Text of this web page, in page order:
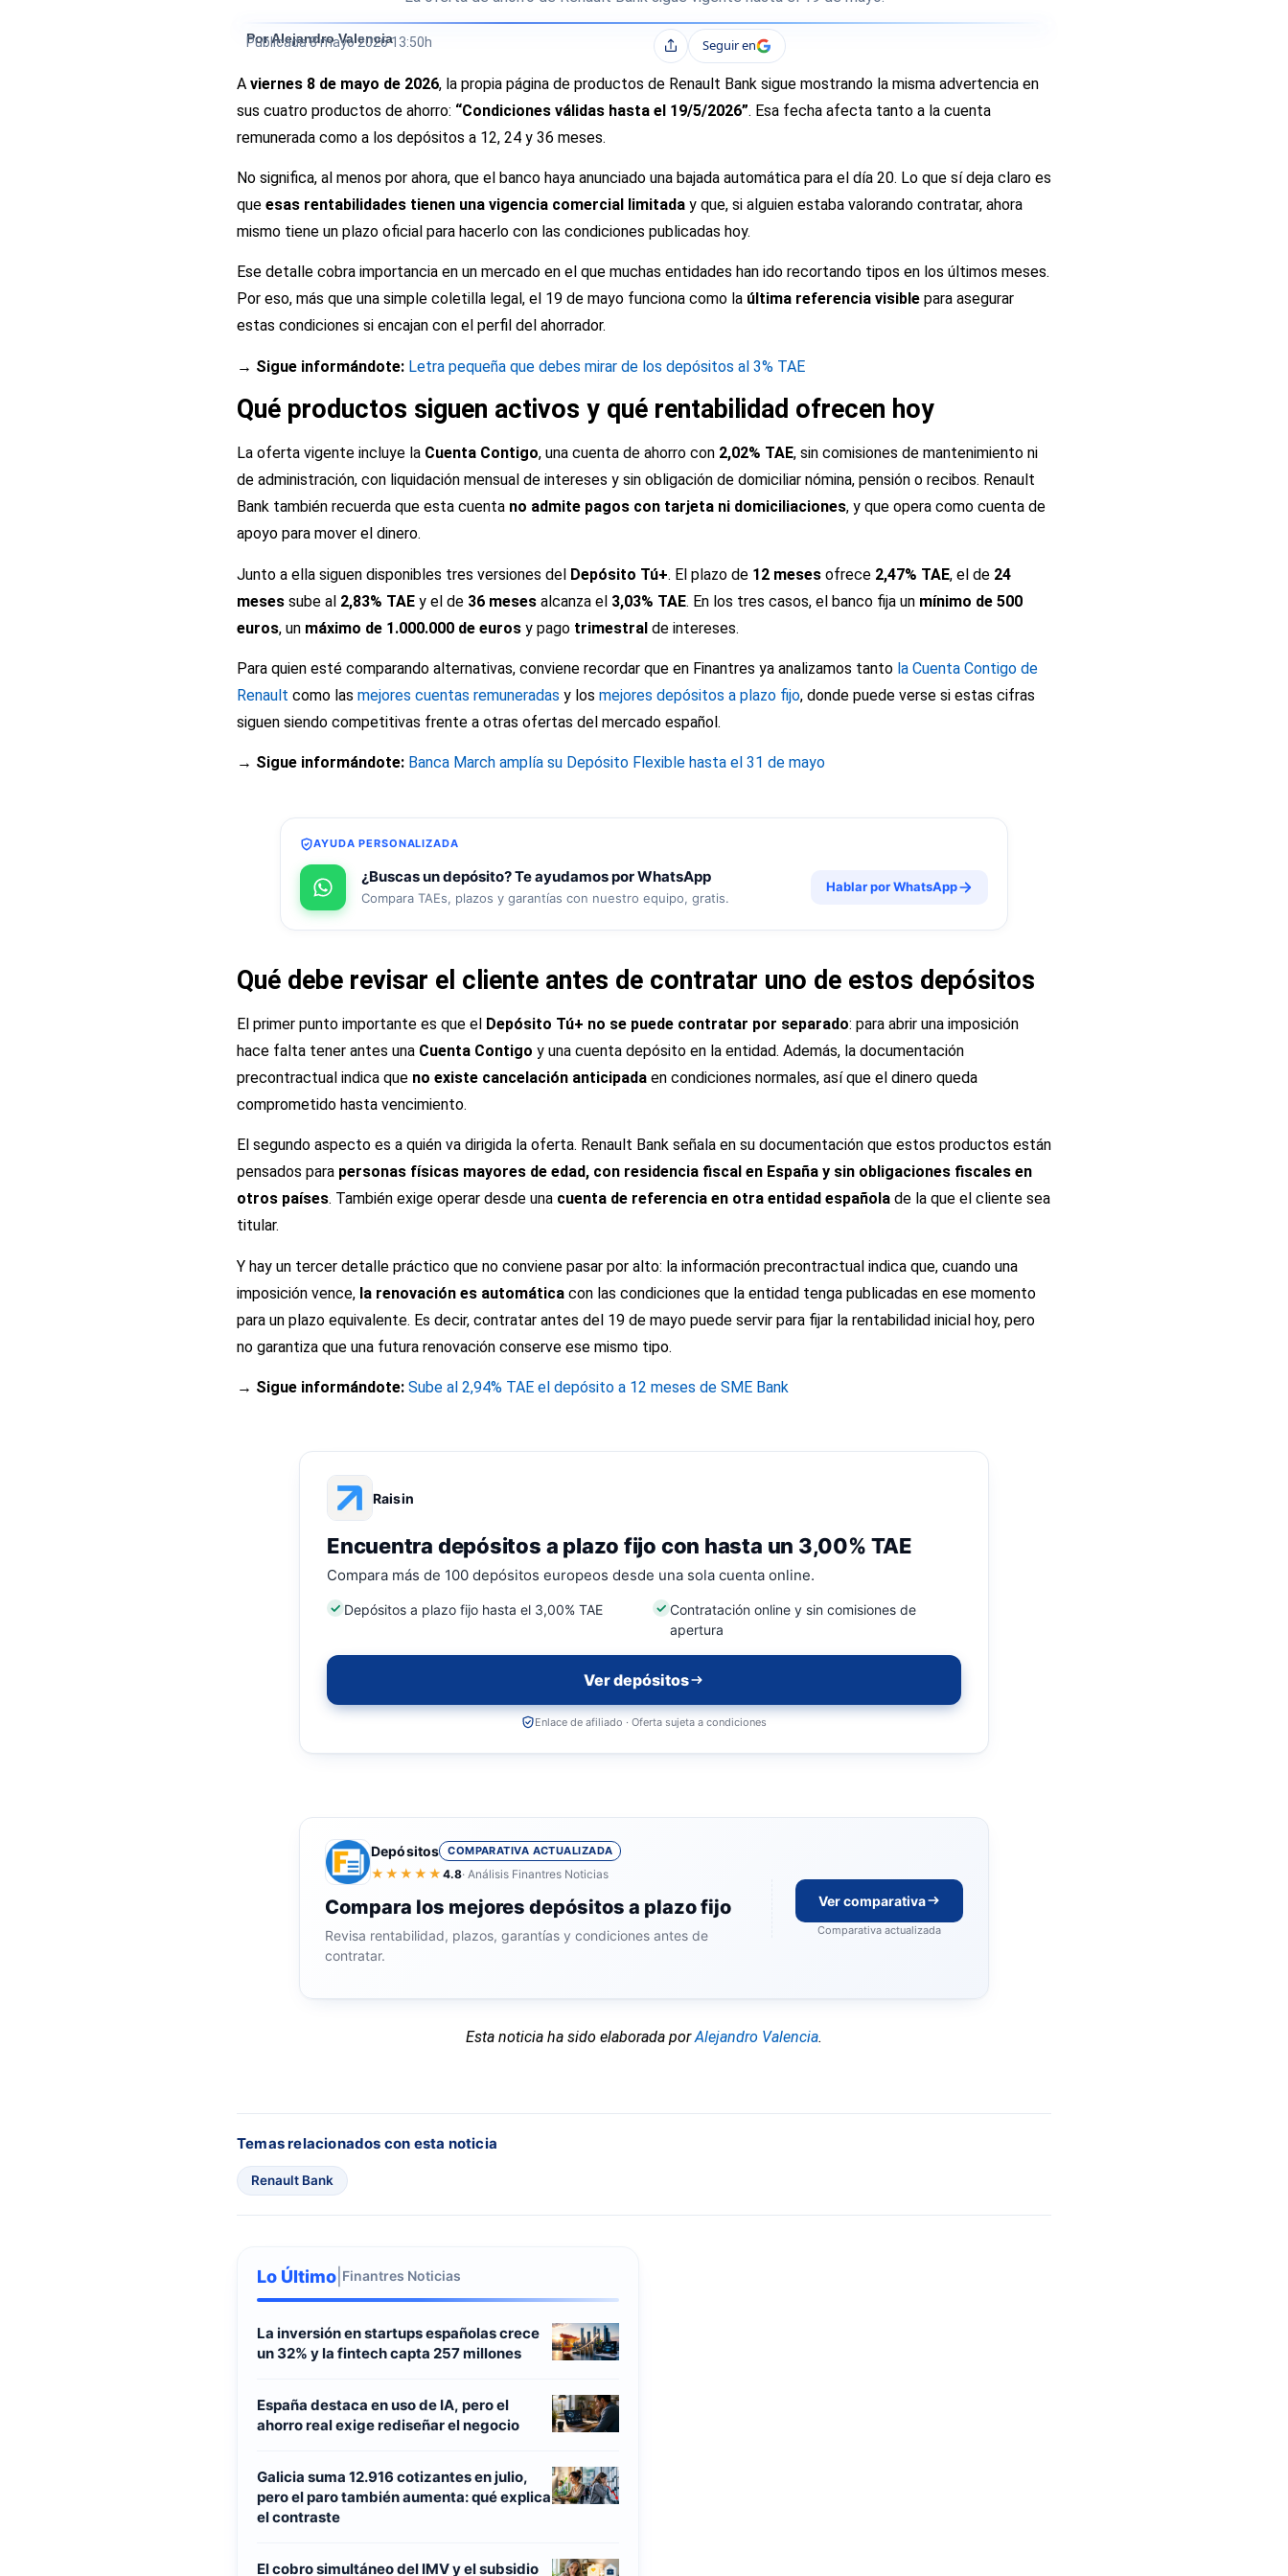
Por Alejandro Valencia
Publicada8 mayo 2026 13:50h CompartirSeguir en
A viernes 8 de mayo de 2026, la propia página de productos de Renault Bank sigue mostrando la misma advertencia en
sus cuatro productos de ahorro: “Condiciones válidas hasta el 19/5/2026”. Esa fecha afecta tanto a la cuenta
remunerada como a los depósitos a 12, 24 y 36 meses.
No significa, al menos por ahora, que el banco haya anunciado una bajada automática para el día 20. Lo que sí deja claro es
que esas rentabilidades tienen una vigencia comercial limitada y que, si alguien estaba valorando contratar, ahora
mismo tiene un plazo oficial para hacerlo con las condiciones publicadas hoy.
Ese detalle cobra importancia en un mercado en el que muchas entidades han ido recortando tipos en los últimos meses.
Por eso, más que una simple coletilla legal, el 19 de mayo funciona como la última referencia visible para asegurar
estas condiciones si encajan con el perfil del ahorrador.
→ Sigue informándote: Letra pequeña que debes mirar de los depósitos al 3% TAE
Qué productos siguen activos y qué rentabilidad ofrecen hoy
La oferta vigente incluye la Cuenta Contigo, una cuenta de ahorro con 2,02% TAE, sin comisiones de mantenimiento ni
de administración, con liquidación mensual de intereses y sin obligación de domiciliar nómina, pensión o recibos. Renault
Bank también recuerda que esta cuenta no admite pagos con tarjeta ni domiciliaciones, y que opera como cuenta de
apoyo para mover el dinero.
Junto a ella siguen disponibles tres versiones del Depósito Tú+. El plazo de 12 meses ofrece 2,47% TAE, el de 24
meses sube al 2,83% TAE y el de 36 meses alcanza el 3,03% TAE. En los tres casos, el banco fija un mínimo de 500
euros, un máximo de 1.000.000 de euros y pago trimestral de intereses.
Para quien esté comparando alternativas, conviene recordar que en Finantres ya analizamos tanto la Cuenta Contigo de
Renault como las mejores cuentas remuneradas y los mejores depósitos a plazo fijo, donde puede verse si estas cifras
siguen siendo competitivas frente a otras ofertas del mercado español.
→ Sigue informándote: Banca March amplía su Depósito Flexible hasta el 31 de mayo
AYUDA PERSONALIZADA
¿Buscas un depósito? Te ayudamos por WhatsApp
Compara TAEs, plazos y garantías con nuestro equipo, gratis.
Hablar por WhatsApp
Qué debe revisar el cliente antes de contratar uno de estos depósitos
El primer punto importante es que el Depósito Tú+ no se puede contratar por separado: para abrir una imposición
hace falta tener antes una Cuenta Contigo y una cuenta depósito en la entidad. Además, la documentación
precontractual indica que no existe cancelación anticipada en condiciones normales, así que el dinero queda
comprometido hasta vencimiento.
El segundo aspecto es a quién va dirigida la oferta. Renault Bank señala en su documentación que estos productos están
pensados para personas físicas mayores de edad, con residencia fiscal en España y sin obligaciones fiscales en
otros países. También exige operar desde una cuenta de referencia en otra entidad española de la que el cliente sea
titular.
Y hay un tercer detalle práctico que no conviene pasar por alto: la información precontractual indica que, cuando una
imposición vence, la renovación es automática con las condiciones que la entidad tenga publicadas en ese momento
para un plazo equivalente. Es decir, contratar antes del 19 de mayo puede servir para fijar la rentabilidad inicial hoy, pero
no garantiza que una futura renovación conserve ese mismo tipo.
→ Sigue informándote: Sube al 2,94% TAE el depósito a 12 meses de SME Bank
Raisin
Encuentra depósitos a plazo fijo con hasta un 3,00% TAE
Compara más de 100 depósitos europeos desde una sola cuenta online.
Depósitos a plazo fijo hasta el 3,00% TAE
Contratación online y sin comisiones de
apertura
Ver depósitos
Enlace de afiliado · Oferta sujeta a condiciones
Depósitos COMPARATIVA ACTUALIZADA
★★★★★ 4.8· Análisis Finantres Noticias
Compara los mejores depósitos a plazo fijo
Revisa rentabilidad, plazos, garantías y condiciones antes de
contratar.
Ver comparativa
Comparativa actualizada
Esta noticia ha sido elaborada porAlejandro Valencia.
Temas relacionados con esta noticia
Renault Bank
Lo Último Finantres Noticias
La inversión en startups españolas crece
un 32% y la fintech capta 257 millones
España destaca en uso de IA, pero el
ahorro real exige rediseñar el negocio
Galicia suma 12.916 cotizantes en julio,
pero el paro también aumenta: qué explica
el contraste
El cobro simultáneo del IMV y el subsidio